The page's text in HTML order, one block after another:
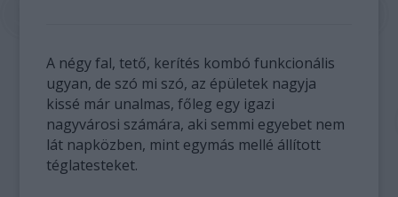
A négy fal, tető, kerítés kombó funkcionális
ugyan, de szó mi szó, az épületek nagyja
kissé már unalmas, főleg egy igazi
nagyvárosi számára, aki semmi egyebet nem
lát napközben, mint egymás mellé állított
téglatesteket.